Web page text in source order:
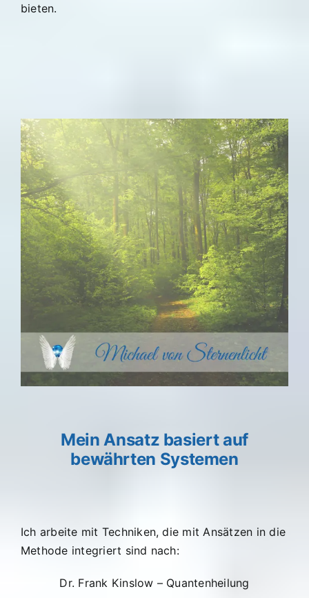
bieten.
Mein Ansatz basiert auf
bewährten Systemen
Ich arbeite mit Techniken, die mit Ansätzen in die
Methode integriert sind nach:
Dr. Frank Kinslow – Quantenheilung